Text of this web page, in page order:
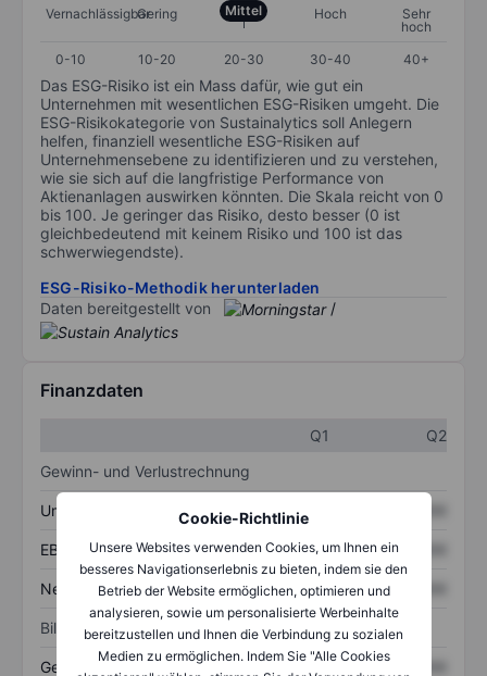
Cookie-Richtlinie
Unsere Websites verwenden Cookies, um Ihnen ein
besseres Navigationserlebnis zu bieten, indem sie den
Betrieb der Website ermöglichen, optimieren und
analysieren, sowie um personalisierte Werbeinhalte
bereitzustellen und Ihnen die Verbindung zu sozialen
Medien zu ermöglichen. Indem Sie "Alle Cookies
VernachlässigbarGering Mittel Hoch
Sehr
hoch
0-10
10-20 20-30 30-40 40+
Das ESG-Risiko ist ein Mass dafür, wie gut ein
Unternehmen mit wesentlichen ESG-Risiken umgeht. Die
ESG-Risikokategorie von Sustainalytics soll Anlegern
helfen, finanziell wesentliche ESG-Risiken auf
Unternehmensebene zu identifizieren und zu verstehen,
wie sie sich auf die langfristige Performance von
Aktienanlagen auswirken könnten. Die Skala reicht von 0
bis 100. Je geringer das Risiko, desto besser (0 ist
gleichbedeutend mit keinem Risiko und 100 ist das
schwerwiegendste).
ESG-Risiko-Methodik herunterladen
Daten bereitgestellt von
/
Finanzdaten
Q1
Q2
Gewinn- und Verlustrechnung
Umsatz XXXXXXX
EBITDA XXXXXXX XXXXXXX
Nettoeinkommen XXXXXXX XXXXXXX
Bilanz
Gesamtvermögen XXXXXXX XXXXXXX